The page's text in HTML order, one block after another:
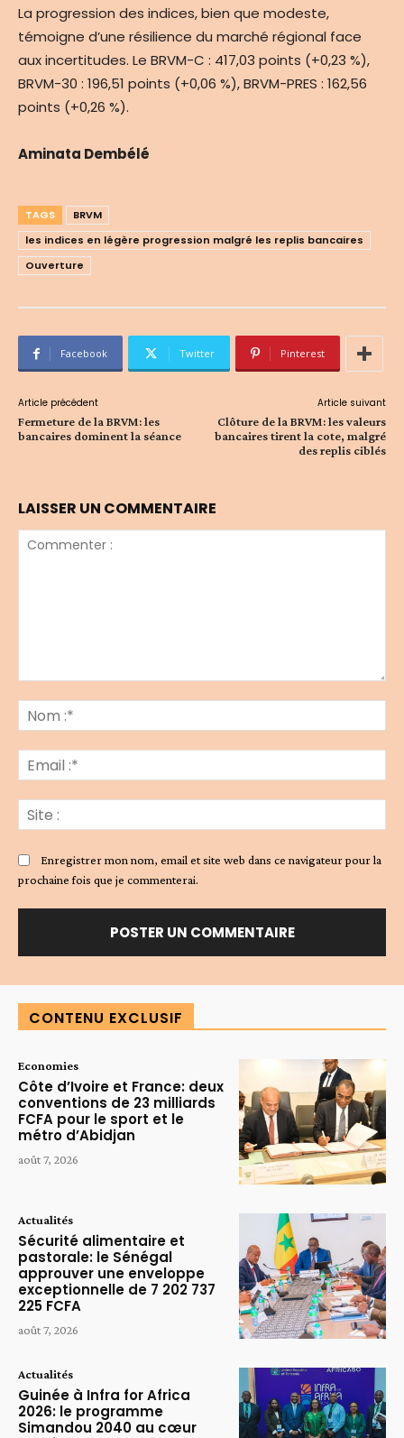
La progression des indices, bien que modeste,
témoigne d’une résilience du marché régional face
aux incertitudes. Le BRVM-C : 417,03 points (+0,23 %),
BRVM-30 : 196,51 points (+0,06 %), BRVM-PRES : 162,56
points (+0,26 %).
Aminata Dembélé
TAGS
BRVM
les indices en légère progression malgré les replis bancaires
Ouverture
Facebook Twitter Pinterest
Article précédent
Fermeture de la BRVM: les
bancaires dominent la séance
Article suivant
Clôture de la BRVM: les valeurs
bancaires tirent la cote, malgré
des replis ciblés
LAISSER UN COMMENTAIRE
:*
:*
:
Enregistrer mon nom, email et site web dans ce navigateur pour la
prochaine fois que je commenterai.
CONTENU EXCLUSIF
Economies
Côte d’Ivoire et France: deux
conventions de 23 milliards
FCFA pour le sport et le
métro d’Abidjan
août 7, 2026
Actualités
Sécurité alimentaire et
pastorale: le Sénégal
approuver une enveloppe
exceptionnelle de 7 202 737
225 FCFA
août 7, 2026
Actualités
Guinée à Infra for Africa
2026: le programme
Simandou 2040 au cœur